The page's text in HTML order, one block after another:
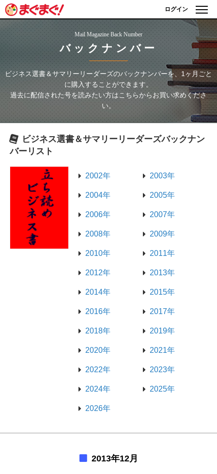
ログイン
Mail Magazine Back Number
バックナンバー
ビジネス選書＆サマリーリーダーズのバックナンバーを、1ヶ月ごと
に購入することができます。
過去に配信された号を読みたい方はこちらからお買い求めくださ
い。
ビジネス選書＆サマリーリーダーズバックナン
バーリスト
2002年 2003年
2004年 2005年
2006年 2007年
2008年 2009年
2010年 2011年
2012年 2013年
2014年 2015年
2016年 2017年
2018年 2019年
2020年 2021年
2022年 2023年
2024年 2025年
2026年
2013年12月